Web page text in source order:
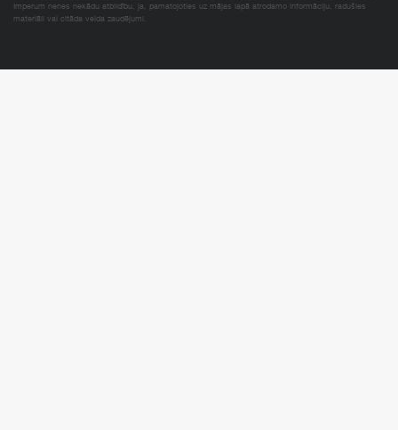
Imperum nenes nekādu atbildību, ja, pamatojoties uz mājas lapā atrodamo informāciju, radušies
materiāli vai citāda veida zaudējumi.